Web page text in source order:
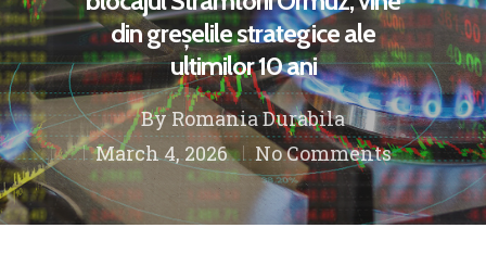
din greșelile strategice ale
ultimilor 10 ani
ByRomania Durabila
March 4, 2026
No Comments